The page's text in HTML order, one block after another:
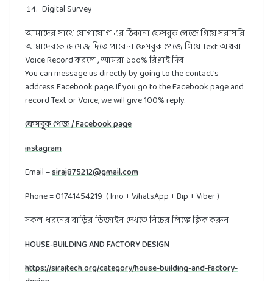
Digital Survey
আমাদের সাথে যোগাযোগ এর ঠিকানা ফেসবুক পেজে গিয়ে সরাসরি
আমাদেরকে মেসেজ দিতে পারেন। ফেসবুক পেজে গিয়ে Text অথবা
Voice Record করলে , আমরা ১০০% রিপ্লাই দিব।
You can message us directly by going to the contact's
address Facebook page. If you go to the Facebook page and
record Text or Voice, we will give 100% reply.
ফেসবুক পেজ / Facebook page
instagram
Email –siraj875212@gmail.com
Phone = 01741454219 ( Imo + WhatsApp + Bip + Viber )
সকল ধরনের বাড়ির ডিজাইন দেখতে নিচের লিঙ্কে ক্লিক করুন
HOUSE-BUILDING AND FACTORY DESIGN
https://sirajtech.org/category/house-building-and-factory-